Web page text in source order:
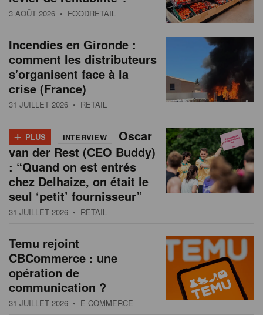
3 AOÛT 2026 • FOODRETAIL
Incendies en Gironde :
comment les distributeurs
s'organisent face à la
crise (France)
31 JUILLET 2026 • RETAIL
+ PLUS INTERVIEW
Oscar
van der Rest (CEO Buddy)
: “Quand on est entrés
chez Delhaize, on était le
seul ‘petit’ fournisseur”
31 JUILLET 2026 • RETAIL
Temu rejoint
CBCommerce : une
opération de
communication ?
31 JUILLET 2026 • E-COMMERCE